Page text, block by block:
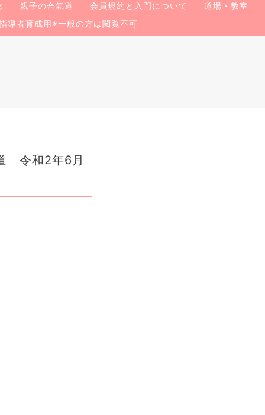
親子の合氣道 会員規約と入門について
道場・教室
導者育成用※一般の方は閲覧不可
令和2年6月